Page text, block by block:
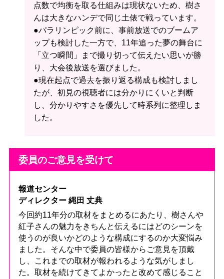
点数で均衡を取る仕組みは現状ないため、樹さ
んは大きなハンデで同じ土俵で戦っています。
●パラリンピック前に、事前放送でのブームア
ップも検討した一方で、11年追った夢の舞台に
「立つ瞬間」まで撮り切って伝えたい思いが勝
り、大会後放送を選びました。
●現在起点で過去を振り返る構成も検討しまし
たが、初見の視聴者には分かりにくいと判断
し、分かりやすさを優先して時系列に整理しま
した。
委員のご意見を受けて
報道センター
ディレクター 縄田 丈典
今回約11年分の取材をまとめるにあたり、樹さんや
紅子さんの魅力をきちんと伝えるにはどのシーンを
使うのが良いかどのような構成にするのか大変悩み
ました。そんな中で委員の皆様からご意見を頂戴
し、これまでの取材が報われるような気がしまし
た。取材を続けてきてよかったと改めて感じること